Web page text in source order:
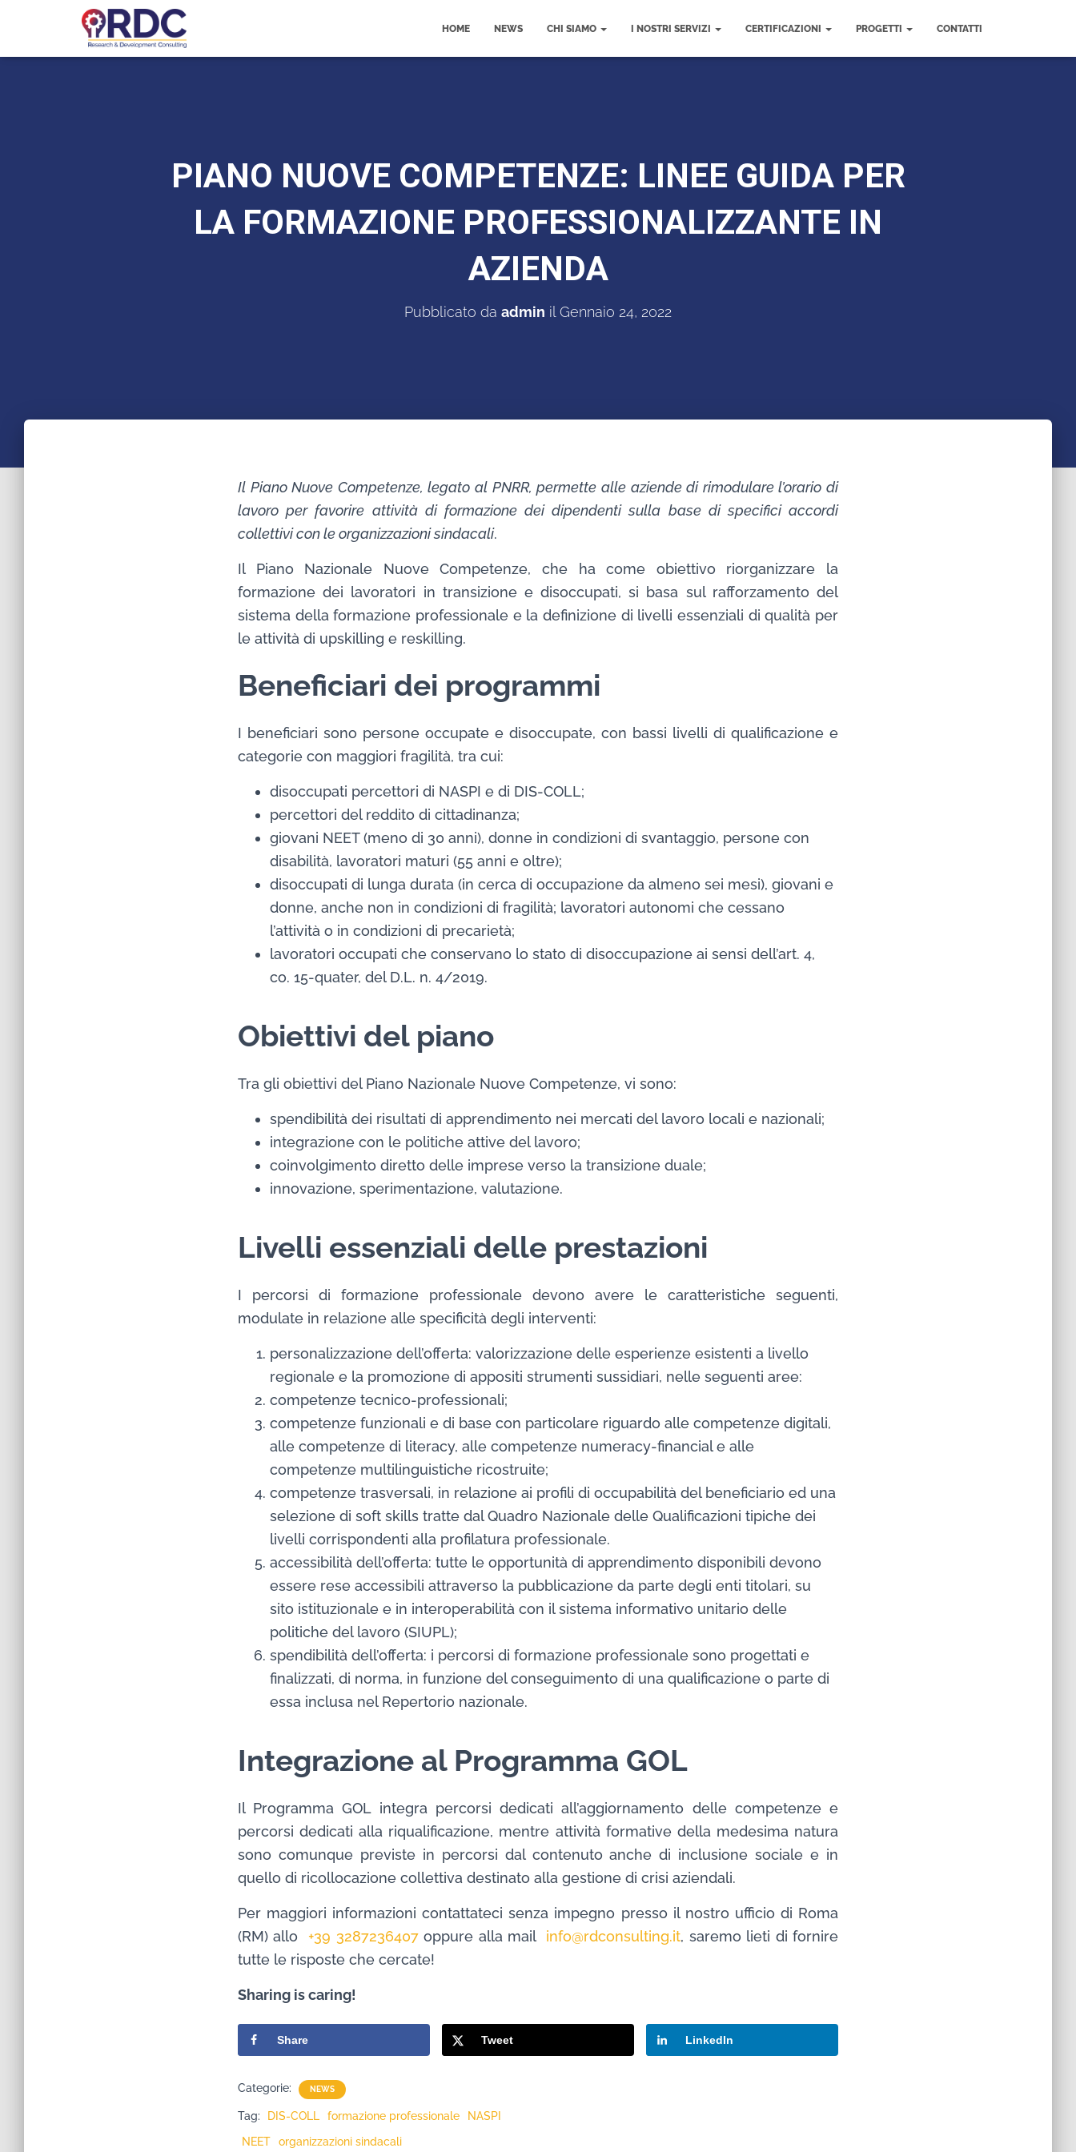
HOME NEWS CHI SIAMO I NOSTRI SERVIZI CERTIFICAZIONI PROGETTI CONTATTI
PIANO NUOVE COMPETENZE: LINEE GUIDA PER
LA FORMAZIONE PROFESSIONALIZZANTE IN
AZIENDA
Pubblicato da admin il Gennaio 24, 2022
Il Piano Nuove Competenze, legato al PNRR, permette alle aziende di rimodulare l’orario di
lavoro per favorire attività di formazione dei dipendenti sulla base di specifici accordi
collettivi con le organizzazioni sindacali.
Il Piano Nazionale Nuove Competenze, che ha come obiettivo riorganizzare la
formazione dei lavoratori in transizione e disoccupati, si basa sul rafforzamento del
sistema della formazione professionale e la definizione di livelli essenziali di qualità per
le attività di upskilling e reskilling.
Beneficiari dei programmi
I beneficiari sono persone occupate e disoccupate, con bassi livelli di qualificazione e
categorie con maggiori fragilità, tra cui:
disoccupati percettori di NASPI e di DIS-COLL;
percettori del reddito di cittadinanza;
giovani NEET (meno di 30 anni), donne in condizioni di svantaggio, persone con
disabilità, lavoratori maturi (55 anni e oltre);
disoccupati di lunga durata (in cerca di occupazione da almeno sei mesi), giovani e
donne, anche non in condizioni di fragilità; lavoratori autonomi che cessano
l’attività o in condizioni di precarietà;
lavoratori occupati che conservano lo stato di disoccupazione ai sensi dell’art. 4,
co. 15-quater, del D.L. n. 4/2019.
Obiettivi del piano
Tra gli obiettivi del Piano Nazionale Nuove Competenze, vi sono:
spendibilità dei risultati di apprendimento nei mercati del lavoro locali e nazionali;
integrazione con le politiche attive del lavoro;
coinvolgimento diretto delle imprese verso la transizione duale;
innovazione, sperimentazione, valutazione.
Livelli essenziali delle prestazioni
I percorsi di formazione professionale devono avere le caratteristiche seguenti,
modulate in relazione alle specificità degli interventi:
personalizzazione dell’offerta: valorizzazione delle esperienze esistenti a livello
regionale e la promozione di appositi strumenti sussidiari, nelle seguenti aree:
competenze tecnico-professionali;
competenze funzionali e di base con particolare riguardo alle competenze digitali,
alle competenze di literacy, alle competenze numeracy-financial e alle
competenze multilinguistiche ricostruite;
competenze trasversali, in relazione ai profili di occupabilità del beneficiario ed una
selezione di soft skills tratte dal Quadro Nazionale delle Qualificazioni tipiche dei
livelli corrispondenti alla profilatura professionale.
accessibilità dell’offerta: tutte le opportunità di apprendimento disponibili devono
essere rese accessibili attraverso la pubblicazione da parte degli enti titolari, su
sito istituzionale e in interoperabilità con il sistema informativo unitario delle
politiche del lavoro (SIUPL);
spendibilità dell’offerta: i percorsi di formazione professionale sono progettati e
finalizzati, di norma, in funzione del conseguimento di una qualificazione o parte di
essa inclusa nel Repertorio nazionale.
Integrazione al Programma GOL
Il Programma GOL integra percorsi dedicati all’aggiornamento delle competenze e
percorsi dedicati alla riqualificazione, mentre attività formative della medesima natura
sono comunque previste in percorsi dal contenuto anche di inclusione sociale e in
quello di ricollocazione collettiva destinato alla gestione di crisi aziendali.
Per maggiori informazioni contattateci senza impegno presso il nostro ufficio di Roma
(RM) allo +39 3287236407oppure alla mail info@rdconsulting.it, saremo lieti di fornire
tutte le risposte che cercate!
Sharing is caring!
Share Tweet LinkedIn
Categorie: NEWS
Tag: DIS-COLL formazione professionale
NASPI
NEET
organizzazioni sindacali